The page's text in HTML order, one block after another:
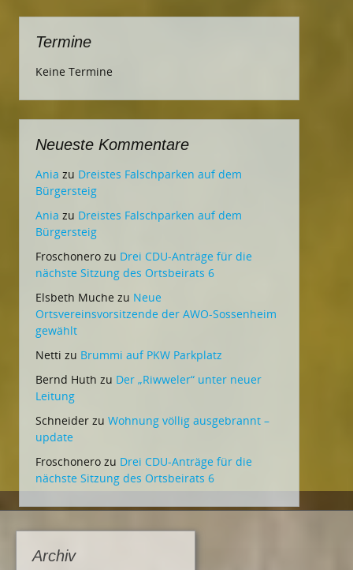
Termine
Keine Termine
Neueste Kommentare
Ania zu Dreistes Falschparken auf dem
Bürgersteig
Ania zu Dreistes Falschparken auf dem
Bürgersteig
Froschonero zu Drei CDU-Anträge für die
nächste Sitzung des Ortsbeirats 6
Elsbeth Muche zu Neue
Ortsvereinsvorsitzende der AWO-Sossenheim
gewählt
Netti zu Brummi auf PKW Parkplatz
Bernd Huth zu Der „Riwweler“ unter neuer
Leitung
Schneider zu Wohnung völlig ausgebrannt –
update
Froschonero zu Drei CDU-Anträge für die
nächste Sitzung des Ortsbeirats 6
Archiv